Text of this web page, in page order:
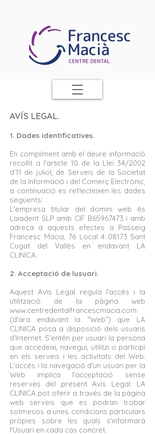
AVÍS LEGAL.
1. Dades identificatives.
En compliment amb el deure informació
recollit a l'article 10 de la Llei 34/2002
d'11 de juliol, de Serveis de la Societat
de la Informació i del Comerç Electrònic,
a continuació es reflecteixen les dades
següents:
L'empresa titular del domini web és
Laiadent SLP amb CIF B65967473 i amb
adreça a aquests efectes a Passeig
Francesc Macia, 76 Local 4 08173 Sant
Cugat del Vallès en endavant LA
CLINICA.
2. Acceptació de lusuari.
Aquest Avís Legal regula l'accés i la
utilització de la pàgina web
www.centredentalfrancescmacia.com
(d'ara endavant la “Web”) que LA
CLINICA posa a disposició dels usuaris
d'Internet. S'entén per usuari la persona
que accedeixi, navegui, utilitzi o participi
en els serveis i les activitats del Web.
L'accés i la navegació d'un usuari per la
Web implica l'acceptació sense
reserves del present Avís Legal. LA
CLINICA pot oferir a través de la pàgina
web serveis que es podran trobar
sotmesos a unes condicions particulars
pròpies sobre les quals s'informarà
l'Usuari en cada cas concret.